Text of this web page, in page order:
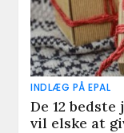
INDLÆG PÅ EPAL
De 12
vil elske at